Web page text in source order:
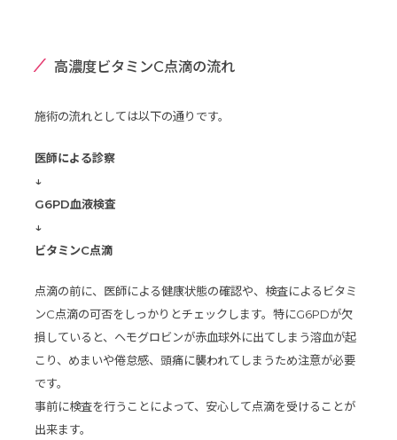
高濃度ビタミンC点滴の流れ
施術の流れとしては以下の通りです。
医師による診察
↓
G6PD血液検査
↓
ビタミンC点滴
点滴の前に、医師による健康状態の確認や、検査によるビタミ
ンC点滴の可否をしっかりとチェックします。特にG6PDが欠
損していると、ヘモグロビンが赤血球外に出てしまう溶血が起
こり、めまいや倦怠感、頭痛に襲われてしまうため注意が必要
です。
事前に検査を行うことによって、安心して点滴を受けることが
出来ます。